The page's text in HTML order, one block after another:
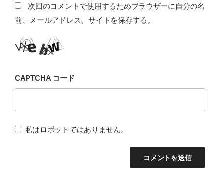
次回のコメントで使用するためブラウザーに自分の名
前、メールアドレス、サイトを保存する。
CAPTCHA コード
私はロボットではありません。